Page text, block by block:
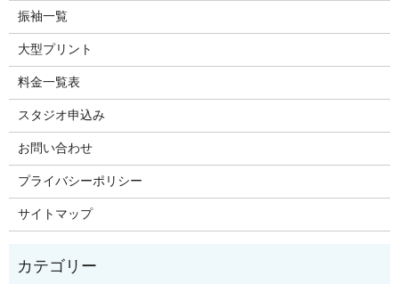
振袖一覧
大型プリント
料金一覧表
スタジオ申込み
お問い合わせ
プライバシーポリシー
サイトマップ